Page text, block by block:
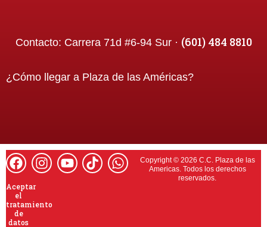
Contacto: Carrera 71d #6-94 Sur · (601) 484 8810
¿Cómo llegar a Plaza de las Américas?
Copyright © 2026 C.C. Plaza de las
Americas. Todos los derechos
reservados.
Aceptar
el
tratamiento
de
datos